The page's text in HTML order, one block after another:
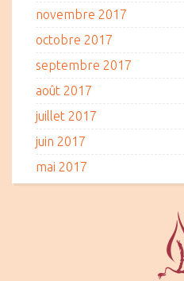
novembre 2017
octobre 2017
septembre 2017
août 2017
juillet 2017
juin 2017
mai 2017